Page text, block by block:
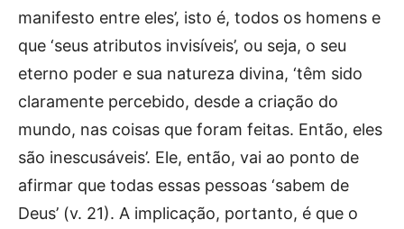
manifesto entre eles’, isto é, todos os homens e
que ‘seus atributos invisíveis’, ou seja, o seu
eterno poder e sua natureza divina, ‘têm sido
claramente percebido, desde a criação do
mundo, nas coisas que foram feitas. Então, eles
são inescusáveis’. Ele, então, vai ao ponto de
afirmar que todas essas pessoas ‘sabem de
Deus’ (v. 21). A implicação, portanto, é que o